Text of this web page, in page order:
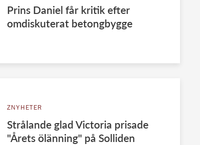
Prins Daniel får kritik efter
omdiskuterat betongbygge
ZNYHETER
Strålande glad Victoria prisade
"Årets ölänning" på Solliden